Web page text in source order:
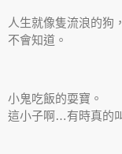
人生就像隻流浪的狗
不會知道。
小鬼吃飯的耍寶。
這小子啊…有時真的